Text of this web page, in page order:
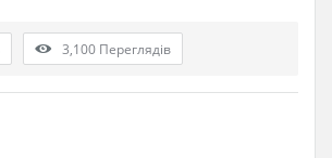
3,100 Переглядів